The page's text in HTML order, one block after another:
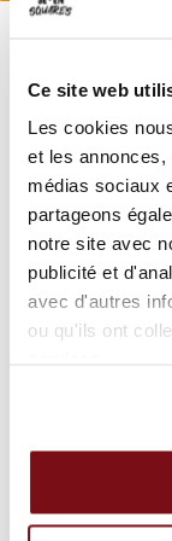
Ce site web
Les cookies
et les
médias sociaux
partageons
notre site avec
publicité et
avec d'autres
ou qu'ils ont
1